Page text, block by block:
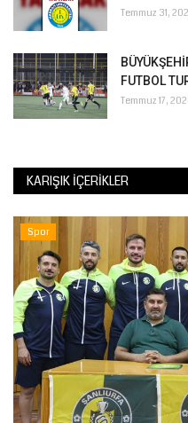
Temmuz 31,
FUTBOL
Temmuz 17,
KARIŞIK İÇERIKLER
Spor